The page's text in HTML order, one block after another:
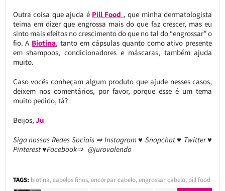
Outra coisa que ajuda é Pill Food , que minha dermatologista
teima em dizer que engrossa mais do que faz crescer, mas eu
sinto mais efeitos no crescimento do que no tal do “engrossar” o
fio. A Biotina, tanto em cápsulas quanto como ativo presente
em shampoos, condicionadores e máscaras, também ajuda
muito.
Caso vocês conheçam algum produto que ajude nesses casos,
deixem nos comentários, por favor, porque esse é um tema
muito pedido, tá?
Beijos, Ju
Siga nossas Redes Sociais ⇒ Instagram ♥ Snapchat ♥ Twitter ♥
Pinterest ♥Facebook⇒ @jurovalendo
TAGS: biotina,cabelos finos,encorpar cabelo,engrossar cabelo, pill food